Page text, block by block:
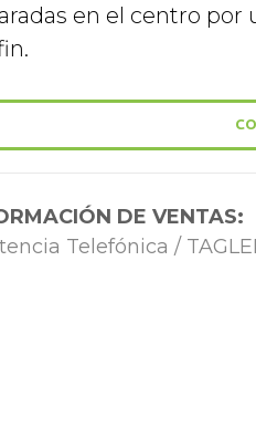
en el centro
DE VENTAS:
Telefónica /